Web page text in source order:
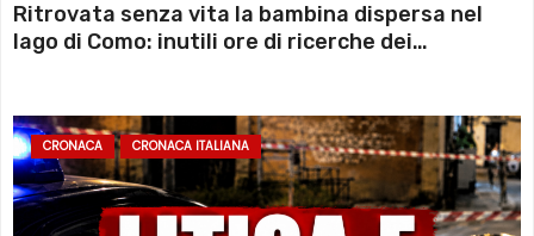
Ritrovata senza vita la bambina dispersa nel
lago di Como: inutili ore di ricerche dei
CRONACA CRONACA ITALIANA